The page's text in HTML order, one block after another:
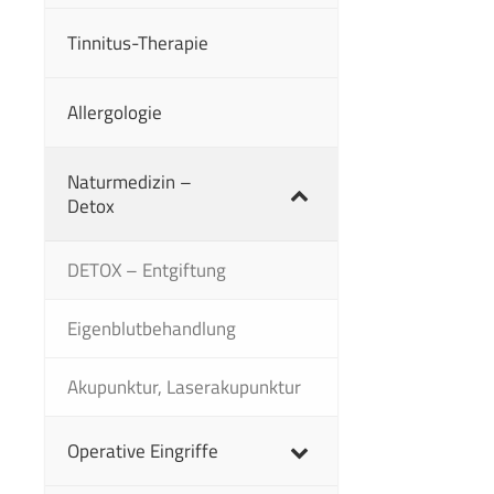
Tinnitus-Therapie
Allergologie
Naturmedizin –
Detox
DETOX – Entgiftung
Eigenblutbehandlung
Akupunktur, Laserakupunktur
Operative Eingriffe